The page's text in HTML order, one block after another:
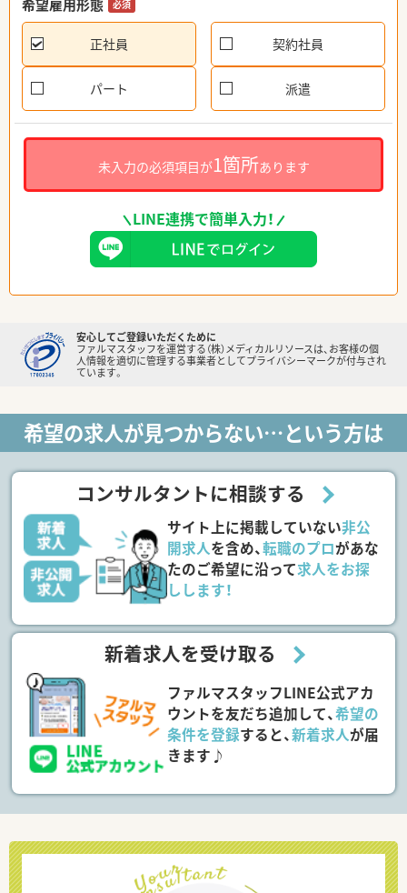
希望雇用形態 必須
正社員 契約社員
パート 派遣
未入力の必須項目が1箇所あります
LINE連携で簡単入力！
安心してご登録いただくために
ファルマスタッフを運営する（株）メディカルリソースは、お客様の個
人情報を適切に管理する事業者としてプライバシーマークが付与され
ています。
希望の求人が見つからない…という方は
コンサルタントに相談する
サイト上に掲載していない非公
開求人を含め、転職のプロがあな
たのご希望に沿って求人をお探
しします！
新着求人を受け取る
ファルマスタッフLINE公式アカ
ウントを友だち追加して、希望の
条件を登録すると、新着求人が届
きます♪